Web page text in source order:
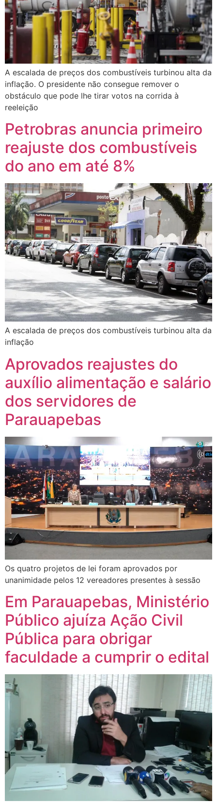
A escalada de preços dos combustíveis turbinou alta da
inflação. O presidente não consegue remover o
obstáculo que pode lhe tirar votos na corrida à
reeleição
Petrobras anuncia primeiro
reajuste dos combustíveis
do ano em até 8%
A escalada de preços dos combustíveis turbinou alta da
inflação
Aprovados reajustes do
auxílio alimentação e salário
dos servidores de
Parauapebas
Os quatro projetos de lei foram aprovados por
unanimidade pelos 12 vereadores presentes à sessão
Em Parauapebas, Ministério
Público ajuíza Ação Civil
Pública para obrigar
faculdade a cumprir o edital